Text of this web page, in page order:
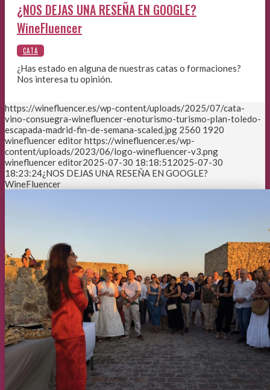
¿NOS DEJAS UNA RESEÑA EN GOOGLE?
WineFluencer
¿Has estado en alguna de nuestras catas o formaciones?
Nos interesa tu opinión.
https://winefluencer.es/wp-content/uploads/2025/07/cata-
vino-consuegra-winefluencer-enoturismo-turismo-plan-toledo-
escapada-madrid-fin-de-semana-scaled.jpg 2560 1920
winefluencer editorhttps://winefluencer.es/wp-
content/uploads/2023/06/logo-winefluencer-v3.png
winefluencer editor2025-07-30 18:18:512025-07-30
18:23:24¿NOS DEJAS UNA RESEÑA EN GOOGLE?
WineFluencer